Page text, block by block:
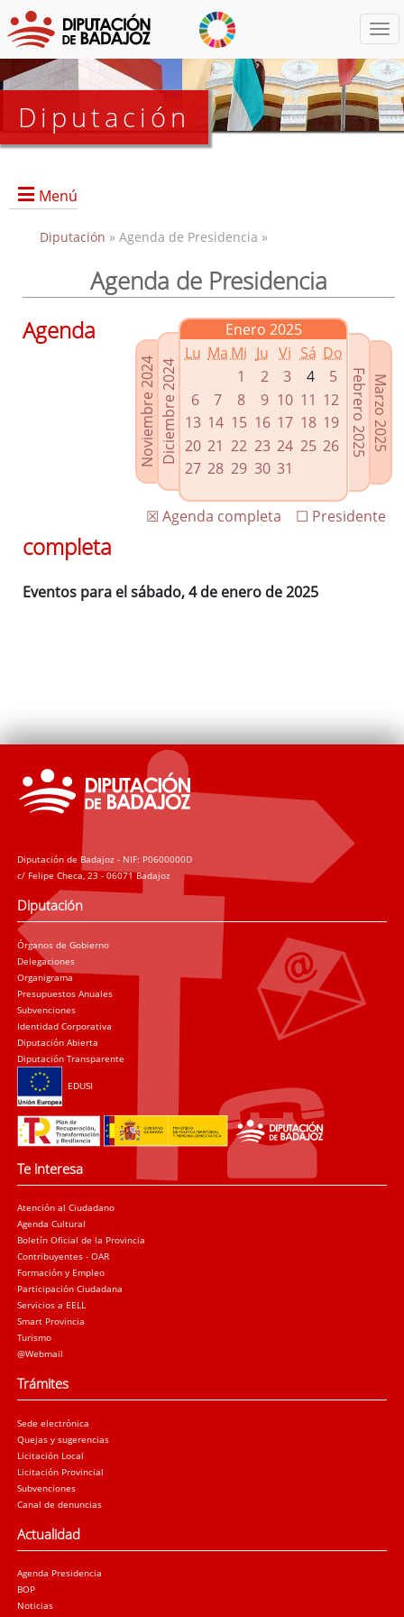
Diputación
Menú
Presidencia
Grupos Políticos
Enlaces relacionados
Agenda de Presidencia
Plenos provinciales y Juntas de gobierno
Oficina de Proyectos Europeos
Diputación » Agenda de Presidencia »
Agenda de Presidencia
Noviembre 2024Diciembre 2024
Enero 2025
Lu Ma Mi Ju Vi Sá Do
1
2 3 4
5
6
7 8 9 10 11 12
13 14 15 16 17 18 19
20 21 22 23 24 25 26
27 28 29 30 31
Marzo 2025
Febrero 2025
☐ Presidente
☒ Agenda completa
Agenda
completa
Eventos para el sábado, 4 de enero de 2025
Diputación de Badajoz - NIF: P0600000D
c/ Felipe Checa, 23 - 06071 Badajoz
Diputación
Órganos de Gobierno
Delegaciones
Organigrama
Presupuestos Anuales
Subvenciones
Identidad Corporativa
Diputación Abierta
Diputación Transparente
EDUSI
Te interesa
Atención al Ciudadano
Agenda Cultural
Boletín Oficial de la Provincia
Contribuyentes - OAR
Formación y Empleo
Participación Ciudadana
Servicios a EELL
Smart Provincia
Turismo
@Webmail
Trámites
Sede electrónica
Quejas y sugerencias
Licitación Local
Licitación Provincial
Subvenciones
Canal de denuncias
Actualidad
Agenda Presidencia
BOP
Noticias